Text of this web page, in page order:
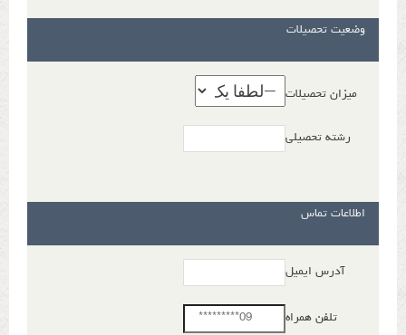
وضعیت تحصیلات
میزان تحصیلات
رشته تحصیلی
اطلاعات تماس
آدرس ایمیل
تلفن همراه